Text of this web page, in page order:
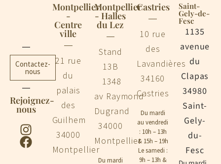
Contactez-
nous
Rejoignez-
nous
Montpellier
-
Centre
ville
21 rue
du
palais
des
Guilhem
34000
Montpellier
Montpellier
- Halles
du Lez
Stand
13B
1348
av Raymond
Dugrand
34000
Montpellier
Du mardi
Castries
10 rue
des
Lavandières
34160
Castries
Du mardi
au vendredi
: 10h – 13h
& 15h – 19h
Le samedi :
9h – 13h &
Saint-
Gely-de-
Fesc
1135
avenue
du
Clapas
34980
Saint-
Gely-
du-
Fesc